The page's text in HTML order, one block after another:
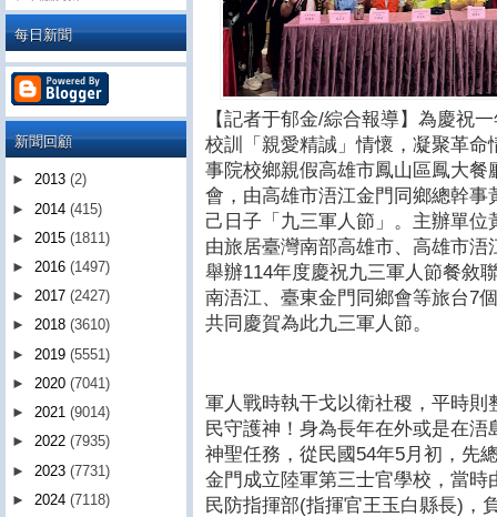
【記者于郁金/綜合報導】為慶祝
校訓「親愛精誠」情懷，凝聚革
事院校鄉親假高雄市鳳山區鳳大
會，由高雄市浯江金門同鄉總幹
己日子「九三軍人節」。主辦單
由旅居臺灣南部高雄市、高雄市
舉辦114年度慶祝九三軍人節餐敘
南浯江、臺東金門同鄉會等旅台7
共同慶賀為此九三軍人節。
軍人戰時執干戈以衛社稷，平時
民守護神！身為長年在外或是在
神聖任務，從民國54年5月初，先
金門成立陸軍第三士官學校，當
民防指揮部(指揮官王玉白縣長)，
每日新聞
新聞回顧
► 2013 (2)
► 2014 (415)
► 2015 (1811)
► 2016 (1497)
► 2017 (2427)
► 2018 (3610)
► 2019 (5551)
► 2020 (7041)
► 2021 (9014)
► 2022 (7935)
► 2023 (7731)
► 2024 (7118)